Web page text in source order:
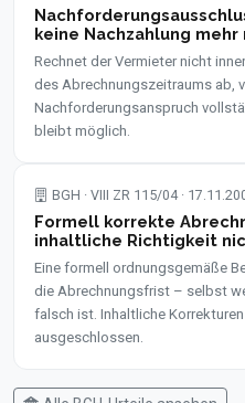
keine Nachzahlung mehr
Rechnet der Vermieter nicht
des Abrechnungszeitraums ab,
Nachforderungsanspruch
bleibt möglich.
BGH · VIII ZR 115/04 ·
Formell korrekte
inhaltliche Richtigkeit
Eine formell ordnungsgemäße
die Abrechnungsfrist – selbst
falsch ist. Inhaltliche
ausgeschlossen.